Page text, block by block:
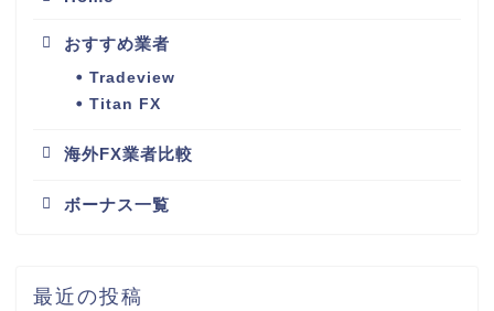
おすすめ業者
Tradeview
Titan FX
海外FX業者比較
ボーナス一覧
最近の投稿